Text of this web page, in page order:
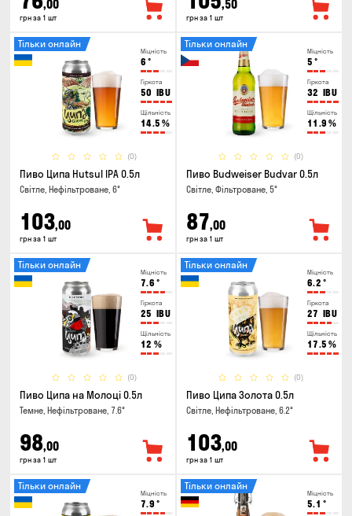
,00
грн за 1 шт
,50
грн за 1 шт
Міцність
6 °
Гіркота
50 IBU
Щільність
14.5 %
(0)
Тільки онлайн
Пиво Ципа Hutsul IPA 0.5л
Світле, Нефільтроване, 6°
103,00
грн за 1 шт
Міцність
5 °
Гіркота
32 IBU
Щільність
11.9 %
(0)
Тільки онлайн
Пиво Budweiser Budvar 0.5л
Світле, Фільтроване, 5°
87,00
грн за 1 шт
Міцність
7.6 °
Гіркота
25 IBU
Щільність
12 %
(0)
Тільки онлайн
Пиво Ципа на Молоці 0.5л
Темне, Нефільтроване, 7.6°
98,00
грн за 1 шт
Міцність
6.2 °
Гіркота
27 IBU
Щільність
17.5 %
(0)
Тільки онлайн
Пиво Ципа Золота 0.5л
Світле, Нефільтроване, 6.2°
103,00
грн за 1 шт
Міцність
7.9 °
Тільки онлайн
Міцність
5.1 °
Тільки онлайн